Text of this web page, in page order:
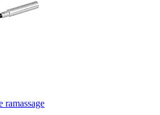
ramassage